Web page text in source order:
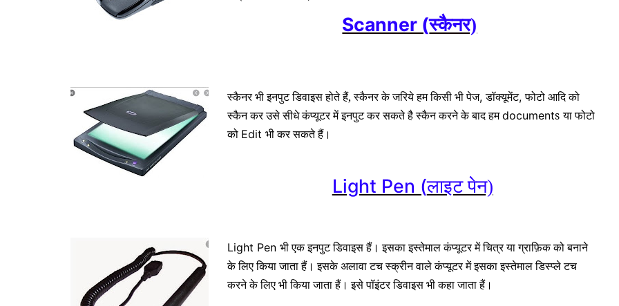
Scanner (स्कैनर)
स्कैनर भी इनपुट डिवाइस होते हैं, स्कैनर के जरिये हम किसी भी पेज,डॉक्यूमेंट,फोटो आदि को
स्कैन कर उसे सीधे कंप्यूटर में इनपुट कर सकते है स्कैन करने के बाद हमdocuments या फोटो
को Edit भी कर सकते हैं।
Light Pen (लाइट पेन)
Light Pen भी एक इनपुट डिवाइस हैं। इसका इस्तेमाल कंप्यूटर में चित्र या ग्राफ़िक को बनाने
के लिए किया जाता हैं। इसके अलावा टच स्क्रीन वाले कंप्यूटर में इसका इस्तेमाल डिस्प्ले टच
करने के लिए भी किया जाता हैं। इसे पॉइंटर डिवाइस भी कहा जाता हैं।